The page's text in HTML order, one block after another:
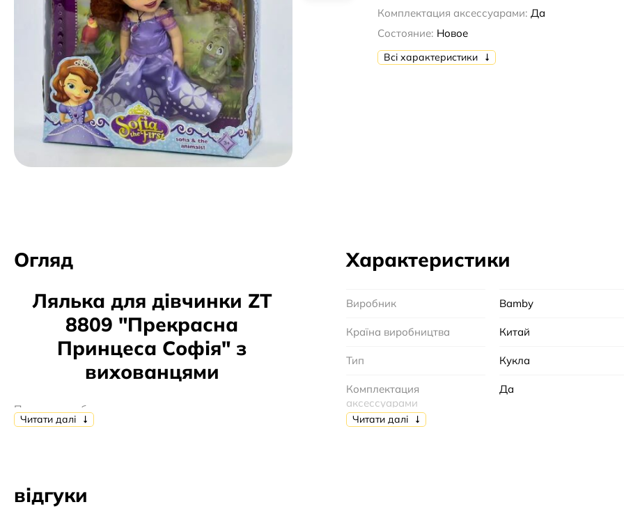
Комплектация аксессуарами: Да
Состояние: Новое
Всі характеристики
Огляд
Лялька для дівчинки ZT
8809 "Прекрасна
Принцеса Софія" з
вихованцями
Принцесса с большими глазами и густыми
красивыми волосами, одета в прекрасное платье. На
принцессы: зайчик и две птички.
Читати далі
Характеристики
Виробник Bamby
Країна виробництва Китай
Тип Кукла
Комплектация
аксессуарами
Да
Состояние
Читати далі
відгуки